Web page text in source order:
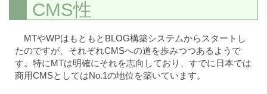
CMS性
MTやWPはもともとBLOG構築システムからスタートし
たのですが、それぞれCMSへの道を歩みつつあるようで
す。特にMTは明確にそれを志向しており、すでに日本では
商用CMSとしてはNo.1の地位を築いています。